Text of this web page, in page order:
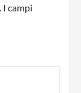
I campi